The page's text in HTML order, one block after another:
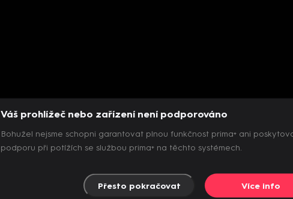
Váš prohlížeč nebo zařízení není podporováno
Bohužel nejsme schopni garantovat plnou funkčnost prima+ ani
podporu při potížích se službou prima+ na těchto systémech.
Přesto pokračovat Více info